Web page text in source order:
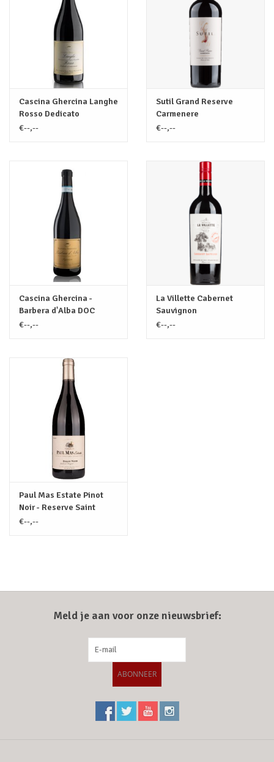
Cascina Ghercina Langhe
Rosso Dedicato
€--,--
Sutil Grand Reserve
Carmenere
€--,--
Cascina Ghercina -
Barbera d'Alba DOC
Superiore
€--,--
La Villette Cabernet
Sauvignon
€--,--
Paul Mas Estate Pinot
Noir - Reserve Saint
Hilaire
€--,--
Meld je aan voor onze nieuwsbrief:
ABONNEER